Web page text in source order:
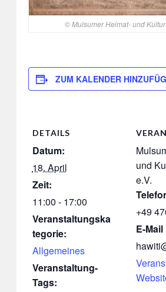
© Mulsumer Heimat- und
ZUM KALENDER
DETAILS
Datum:
18. April
Zeit:
11:00 - 17:00
Veranstaltungska
tegorie:
Allgemeines
Veranstaltung-
Tags:
und
e.V.
+49
E-Mail